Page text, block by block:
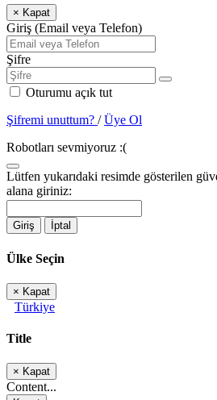
× Kapat
Giriş (Email veya Telefon)
Şifre
Oturumu açık tut
Şifremi unuttum? /Üye Ol
Robotları sevmiyoruz :(
Lütfen yukarıdaki resimde gösterilen
alana giriniz:
Giriş İptal
Ülke Seçin
× Kapat
Türkiye
Title
× Kapat
Content...